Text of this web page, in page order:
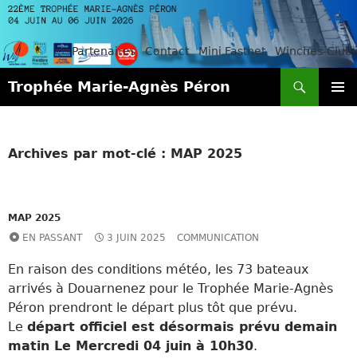
Partenaires Contact Mini Fastnet Winches-Club
Trophée Marie-Agnès Péron
Archives par mot-clé : MAP 2025
MAP 2025
EN PASSANT
3 JUIN 2025 COMMUNICATION
En raison des conditions météo, les 73 bateaux
arrivés à Douarnenez pour le Trophée Marie-Agnès
Péron prendront le départ plus tôt que prévu.
Le départ officiel est désormais prévu demain
matin Le Mercredi 04 juin à 10h30.